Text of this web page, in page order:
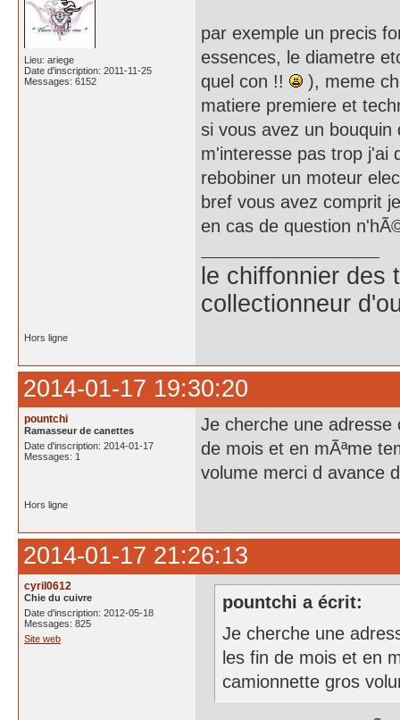
Lieu: ariege
Date d'inscription: 2011-11-25
Messages: 6152
par exemple un precis
essences, le diametre
quel con !!
), meme
matiere premiere et
si vous avez un
m'interesse pas trop j'ai
rebobiner un moteur
bref vous avez comprit
en cas de question
le chiffonnier des
collectionneur
Hors ligne
2014-01-17 19:30:20
pountchi
Ramasseur de canettes
Date d'inscription: 2014-01-17
Messages: 1
Je cherche une adresse
de mois et en mÃªme
volume merci d avance
Hors ligne
2014-01-17 21:26:13
cyril0612
Chie du cuivre
Date d'inscription: 2012-05-18
Messages: 825
Site web
pountchi a écrit:
Je cherche une
les fin de mois et en
camionnette gros